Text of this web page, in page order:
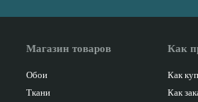
Магазин товаров
Обои
Ткани
Как
Как
Как